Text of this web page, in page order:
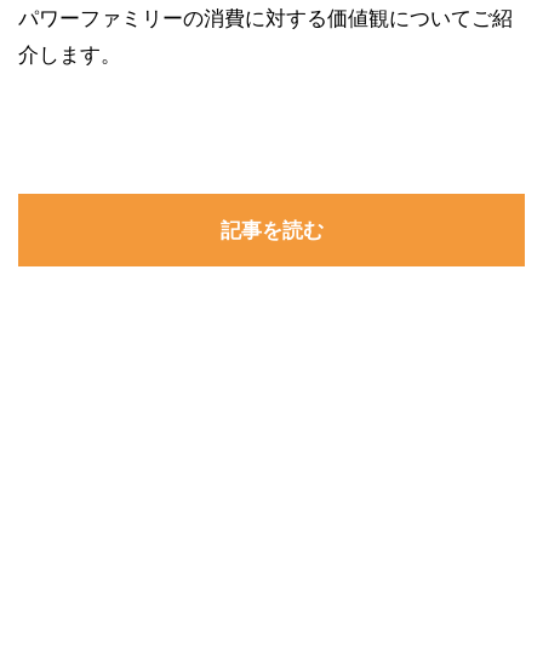
パワーファミリーの消費に対する価値観についてご紹
介します。
記事を読む